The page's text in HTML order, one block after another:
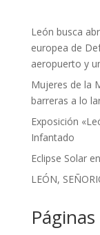
León busca
europea de
aeropuerto y
Mujeres de la
barreras a lo
Exposición
Infantado
Eclipse Solar
LEÓN,
Páginas